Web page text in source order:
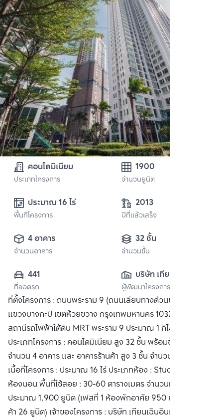
คอนโดมิเนียม
ประเภทโครงการ
1900
จำนวนยูนิต
ประมาณ 16 ไร่
พื้นที่โครงการ
2013
ปีที่แล้วเสร็จ
4 อาคาร
จำนวนอาคาร
32 ชั้น
จำนวนชั้น
441
ที่จอดรถ
บริษัท เทียนเฉิน
อินเตอร์เนชั่นแนล
พร็อพเพอร์ตี้ (ไทย
แลนด์) จำกัด
ผู้พัฒนาโครงการ
ที่ตั้งโครงการ : ถนนพระราม 9 (ถนนเลียบทางด่วนขั้นที่ 2 ศรีรัช)
แขวงบางกะปิ เขตห้วยขวาง กรุงเทพมหานคร 10320 ห่างจาก
สถานีรถไฟฟ้าใต้ดิน MRT พระราม 9 ประมาณ 1 กิโลเมตร
ประเภทโครงการ : คอนโดมิเนียม สูง 32 ชั้น พร้อมชั้นใต้ดิน 1 ชั้น
จำนวน 4 อาคาร และ อาคารร้านค้า สูง 3 ชั้น จำนวน 4 อาคาร
เนื้อที่โครงการ : ประมาณ 16 ไร่ ประเภทห้อง : Studio และ 1-2
ห้องนอน พื้นที่ใช้สอย : 30-60 ตารางเมตร จำนวนห้อง :
ประมาณ 1,900 ยูนิต (เฟสที่ 1 ห้องพักอาศัย 950 ยูนิต และ ร้าน
ค้า 26 ยูนิต) เจ้าของโครงการ : บริษัท เทียนเฉินอินเตอร์